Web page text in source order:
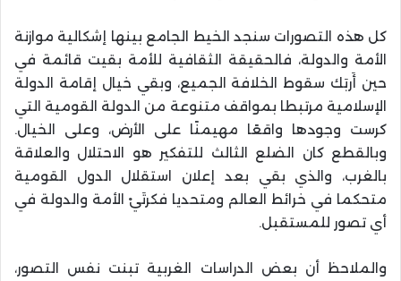
كل هذه التصورات سنجد الخيط الجامع بينها إشكالية موازنة
الأمة والدولة، فالحقيقة الثقافية للأمة بقيت قائمة في
حين أَربَك سقوط الخلافة الجميع، وبقي خيال إقامة الدولة
الإسلامية مرتبطا بمواقف متنوعة من الدولة القومية التي
كرست وجودها واقعًا مهيمنًا على الأرض، وعلى الخيال.
وبالقطع كان الضلع الثالث للتفكير هو الاحتلال والعلاقة
بالغرب، والذي بقي بعد إعلان استقلال الدول القومية
متحكما في خرائط العالم ومتحديا فكرتَيْ الأمة والدولة في
أي تصور للمستقبل.
والملاحظ أن بعض الدراسات الغربية تبنت نفس التصور،